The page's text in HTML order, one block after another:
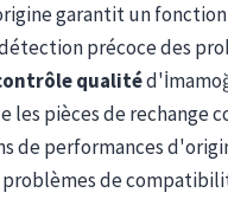
garantit un
précoce des
qualité
les pièces de rechange
de performances
problèmes de